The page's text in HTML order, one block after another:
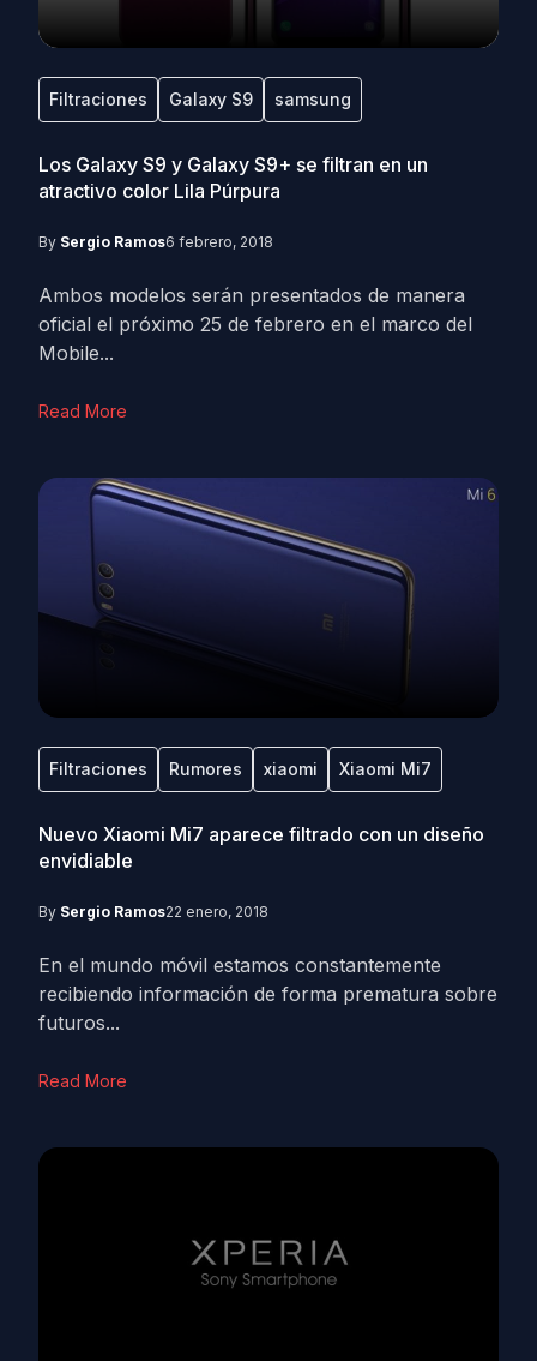
Filtraciones Galaxy S9 samsung
Los Galaxy S9 y Galaxy S9+ se filtran en un
atractivo color Lila Púrpura
By Sergio Ramos6 febrero, 2018
Ambos modelos serán presentados de manera
oficial el próximo 25 de febrero en el marco del
Mobile...
Read More
Filtraciones Rumores xiaomi Xiaomi Mi7
Nuevo Xiaomi Mi7 aparece filtrado con un diseño
envidiable
By Sergio Ramos22 enero, 2018
En el mundo móvil estamos constantemente
recibiendo información de forma prematura sobre
futuros...
Read More